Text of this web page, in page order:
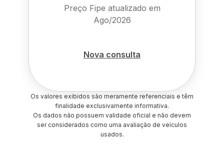
Preço Fipe atualizado em
Ago/2026
Nova consulta
Os valores exibidos são meramente referenciais e têm
finalidade exclusivamente informativa.
Os dados não possuem validade oficial e não devem
ser considerados como uma avaliação de veículos
usados.